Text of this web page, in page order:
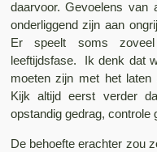
daarvoor. Gevoelens
onderliggend zijn aan
Er speelt soms
leeftijdsfase. Ik denk dat
moeten zijn met het laten
Kijk altijd eerst verder
opstandig gedrag, controle
De behoefte erachter zou